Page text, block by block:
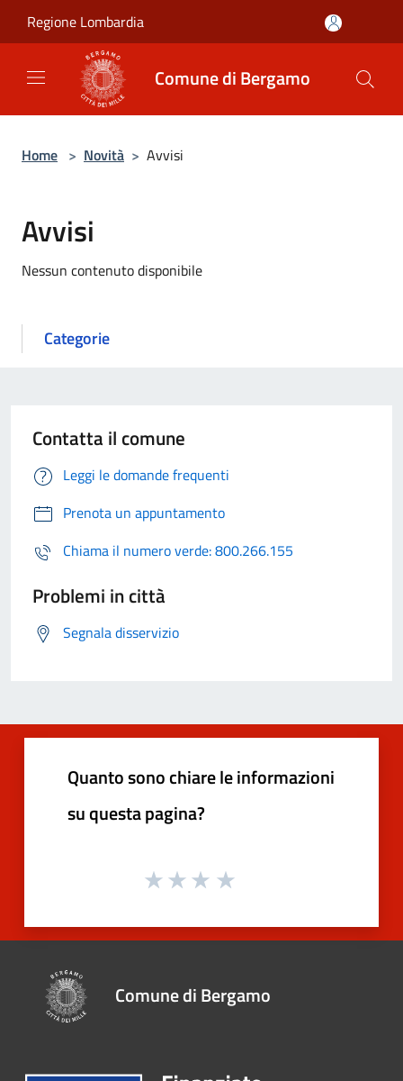
Regione Lombardia
Comune di Bergamo
Home > Novità > Avvisi
Avvisi
Nessun contenuto disponibile
Categorie
Contatta il comune
Leggi le domande frequenti
Prenota un appuntamento
Chiama il numero verde: 800.266.155
Problemi in città
Segnala disservizio
Quanto sono chiare le informazioni
su questa pagina?
Comune di Bergamo